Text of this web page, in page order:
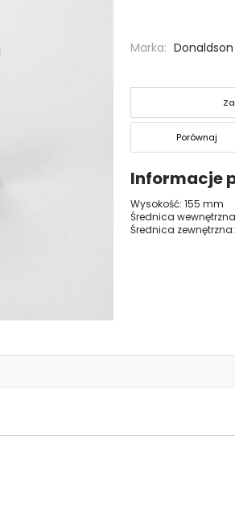
Marka Donaldson
Informacje
Wysokość: 155 mm
Średnica
Średnica
Porównaj